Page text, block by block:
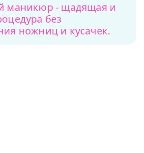
маникюр - щадящая и
без
ножниц и кусачек.